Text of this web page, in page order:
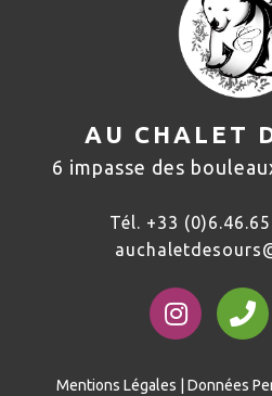
AU CHALET
6 impasse des
Tél. +33
Mentions Légales Données